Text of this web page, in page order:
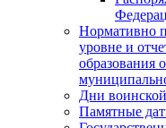
Нормативно
уровне и
образования
Дни
Памятные